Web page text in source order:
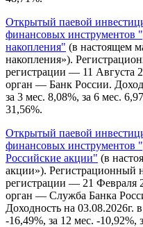
Открытый паевой
финансовых инструментов
накопления" (в настоящем
накопления»).
регистрации — 11 Августа
орган — Банк России.
за 3 мес. 8,08%, за 6 мес.
31,56%.
Открытый паевой
финансовых инструментов
Российские акции" (в
акции»). Регистрационный
регистрации — 21 Февраля
орган — Служба Банка
Доходность на 03.08.2026г.
-16,49%, за 12 мес. -10,92%,